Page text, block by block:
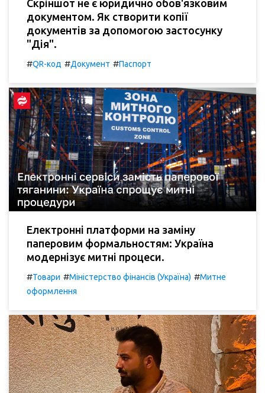
Скріншот не є юридично обов'язковим
документом. Як створити копії
документів за допомогою застосунку
"Дія".
#QR-код #Документ #Паспорт
Електронні платформи на заміну
паперовим формальностям: Україна
модернізує митні процеси.
#Товари #Міністерство фінансів (Україна) #Митне
оформлення